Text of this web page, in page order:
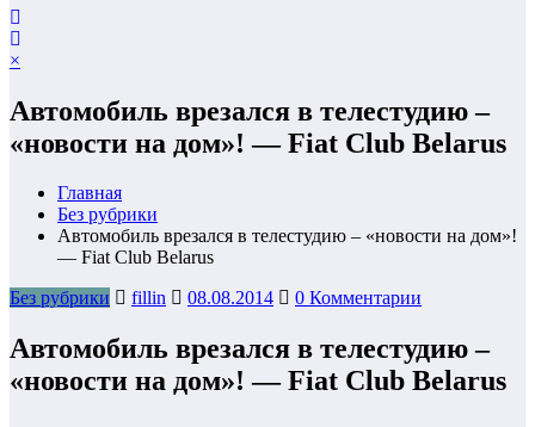
×
Автомобиль врезался в телестудию –
«новости на дом»! — Fiat Club Belarus
Главная
Без рубрики
Автомобиль врезался в телестудию – «новости на дом»!
— Fiat Club Belarus
Без рубрики
fillin 08.08.2014 0 Комментарии
Автомобиль врезался в телестудию –
«новости на дом»! — Fiat Club Belarus